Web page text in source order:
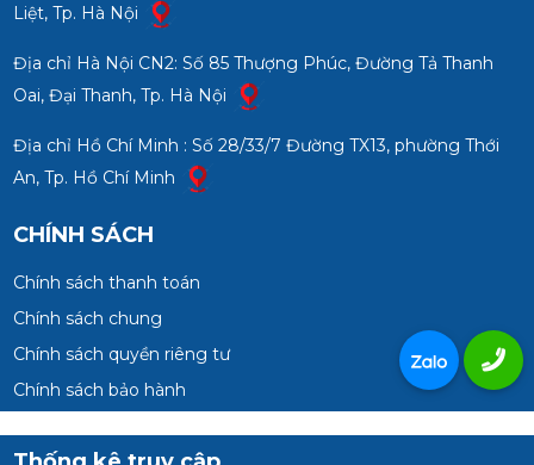
Liệt, Tp. Hà Nội
Địa chỉ Hà Nội CN2: Số 85 Thượng Phúc, Đường Tả Thanh
Oai, Đại Thanh, Tp. Hà Nội
Địa chỉ Hồ Chí Minh : Số 28/33/7 Đường TX13, phường Thới
An, Tp. Hồ Chí Minh
CHÍNH SÁCH
Chính sách thanh toán
Chính sách chung
Chính sách quyền riêng tư
Chính sách bảo hành